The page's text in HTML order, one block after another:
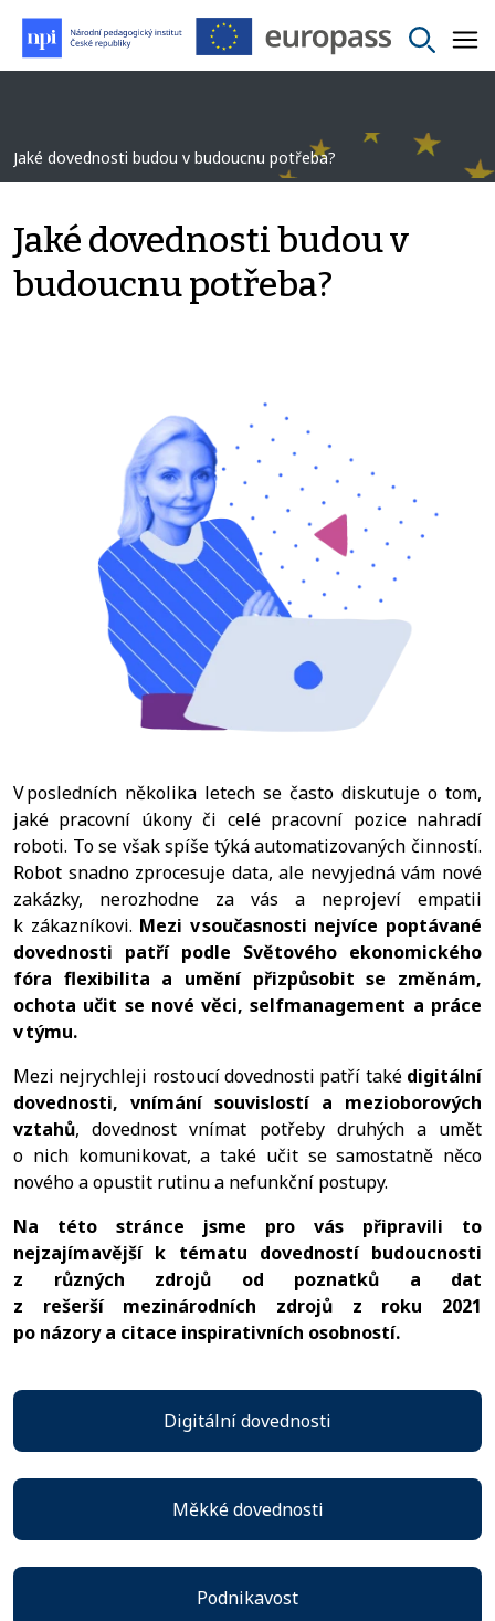
Jaké dovednosti budou v budoucnu potřeba?
Jaké dovednosti budou v
budoucnu potřeba?
V posledních několika letech se často diskutuje o tom,
jaké pracovní úkony či celé pracovní pozice nahradí
roboti. To se však spíše týká automatizovaných činností.
Robot snadno zprocesuje data, ale nevyjedná vám nové
zakázky, nerozhodne za vás a neprojeví empatii
k zákazníkovi. Mezi v současnosti nejvíce poptávané
dovednosti patří podle Světového ekonomického
fóra flexibilita a umění přizpůsobit se změnám,
ochota učit se nové věci, selfmanagement a práce
v týmu.
Mezi nejrychleji rostoucí dovednosti patří také digitální
dovednosti, vnímání souvislostí a mezioborových
vztahů, dovednost vnímat potřeby druhých a umět
o nich komunikovat, a také učit se samostatně něco
nového a opustit rutinu a nefunkční postupy.
Na této stránce jsme pro vás připravili to
nejzajímavější k tématu dovedností budoucnosti
z různých zdrojů od poznatků a dat
z rešerší mezinárodních zdrojů z roku 2021
po názory a citace inspirativních osobností.
Digitální dovednosti
Měkké dovednosti
Podnikavost